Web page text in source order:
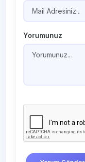
Yorumunuz